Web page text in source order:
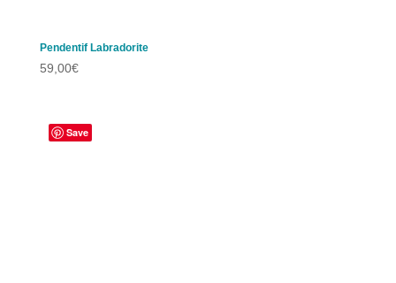
Pendentif Labradorite
59,00€
Save